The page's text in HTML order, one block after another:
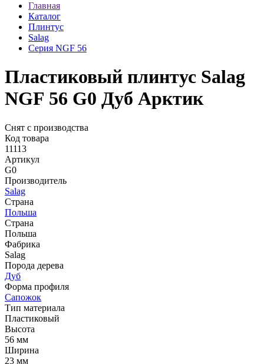
Главная
Каталог
Плинтус
Salag
Серия NGF 56
Пластиковый плинтус Salag
NGF 56 G0 Дуб Арктик
Снят с производства
Код товара
11113
Артикул
G0
Производитель
Salag
Страна
Польша
Страна
Польша
Фабрика
Salag
Порода дерева
Дуб
Форма профиля
Сапожок
Тип материала
Пластиковый
Высота
56 мм
Ширина
23 мм